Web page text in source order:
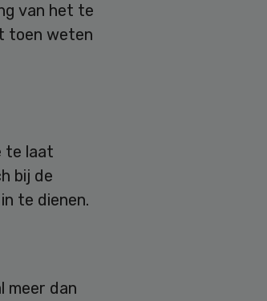
van het te
toen weten
te laat
bij de
te dienen.
meer dan